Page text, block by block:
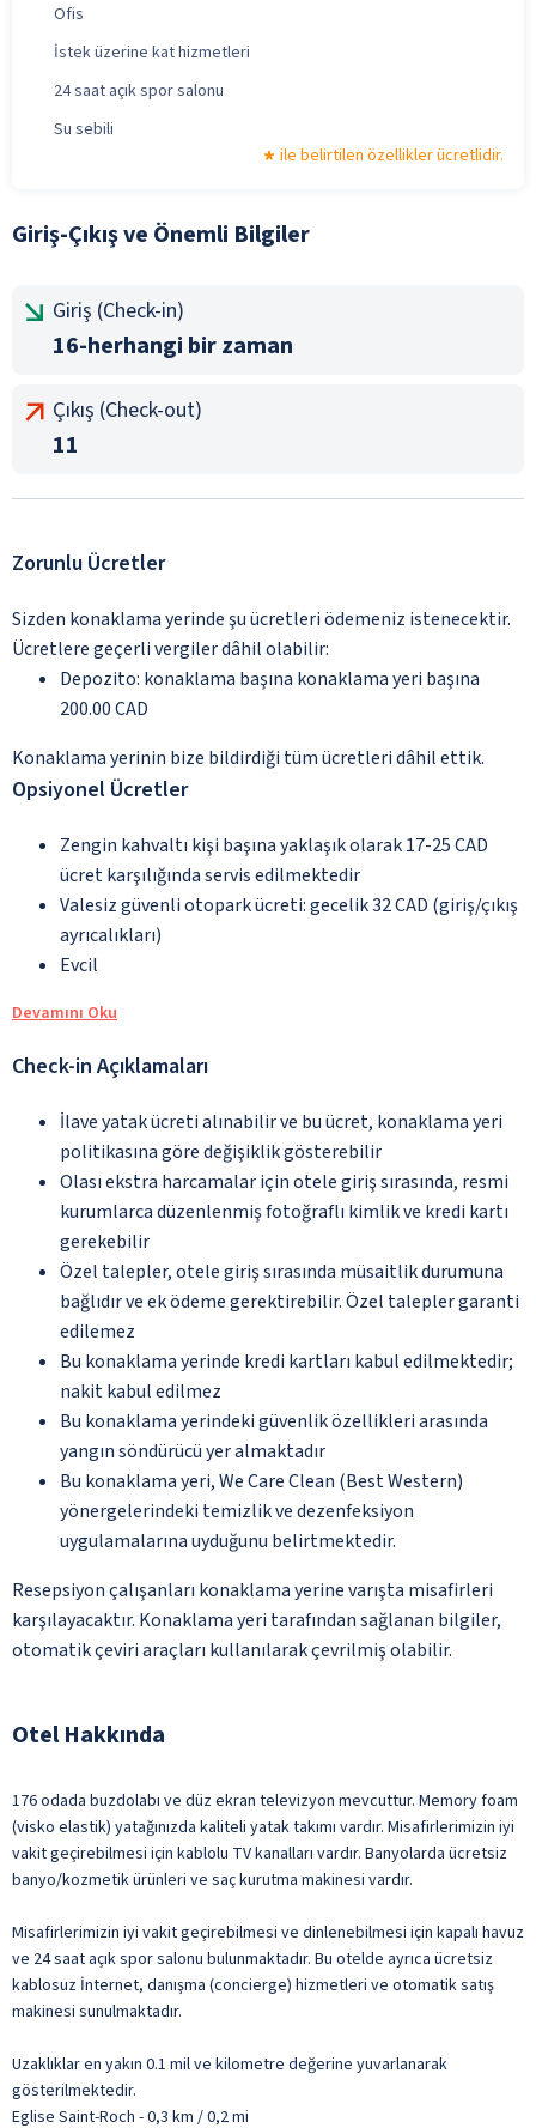
Ofis
İstek üzerine kat hizmetleri
24 saat açık spor salonu
Su sebili
ile belirtilen özellikler ücretlidir.
Giriş-Çıkış ve Önemli Bilgiler
Giriş (Check-in)
16-herhangi bir zaman
Çıkış (Check-out)
11
Zorunlu Ücretler
Sizden konaklama yerinde şu ücretleri ödemeniz istenecektir.
Ücretlere geçerli vergiler dâhil olabilir:
Depozito: konaklama başına konaklama yeri başına
200.00 CAD
Konaklama yerinin bize bildirdiği tüm ücretleri dâhil ettik.
Opsiyonel Ücretler
Zengin kahvaltı kişi başına yaklaşık olarak 17-25 CAD
ücret karşılığında servis edilmektedir
Valesiz güvenli otopark ücreti: gecelik 32 CAD (giriş/çıkış
ayrıcalıkları)
Evcil
Devamını Oku
Check-in Açıklamaları
İlave yatak ücreti alınabilir ve bu ücret, konaklama yeri
politikasına göre değişiklik gösterebilir
Olası ekstra harcamalar için otele giriş sırasında, resmi
kurumlarca düzenlenmiş fotoğraflı kimlik ve kredi kartı
gerekebilir
Özel talepler, otele giriş sırasında müsaitlik durumuna
bağlıdır ve ek ödeme gerektirebilir. Özel talepler garanti
edilemez
Bu konaklama yerinde kredi kartları kabul edilmektedir;
nakit kabul edilmez
Bu konaklama yerindeki güvenlik özellikleri arasında
yangın söndürücü yer almaktadır
Bu konaklama yeri, We Care Clean (Best Western)
yönergelerindeki temizlik ve dezenfeksiyon
uygulamalarına uyduğunu belirtmektedir.
Resepsiyon çalışanları konaklama yerine varışta misafirleri
karşılayacaktır. Konaklama yeri tarafından sağlanan bilgiler,
otomatik çeviri araçları kullanılarak çevrilmiş olabilir.
Otel Hakkında
176 odada buzdolabı ve düz ekran televizyon mevcuttur. Memory foam
(visko elastik) yatağınızda kaliteli yatak takımı vardır. Misafirlerimizin iyi
vakit geçirebilmesi için kablolu TV kanalları vardır. Banyolarda ücretsiz
banyo/kozmetik ürünleri ve saç kurutma makinesi vardır.
Misafirlerimizin iyi vakit geçirebilmesi ve dinlenebilmesi için kapalı havuz
ve 24 saat açık spor salonu bulunmaktadır. Bu otelde ayrıca ücretsiz
kablosuz İnternet, danışma (concierge) hizmetleri ve otomatik satış
makinesi sunulmaktadır.
Uzaklıklar en yakın 0.1 mil ve kilometre değerine yuvarlanarak
gösterilmektedir.
Eglise Saint-Roch - 0,3 km / 0,2 mi